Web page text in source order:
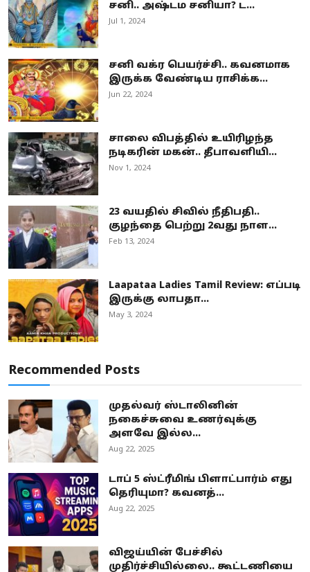
சனி.. அஷ்டம சனியா? ட...
Jul 1, 2024
சனி வக்ர பெயர்ச்சி.. கவனமாக
இருக்க வேண்டிய ராசிக்க...
Jun 22, 2024
சாலை விபத்தில் உயிரிழந்த
நடிகரின் மகன்.. தீபாவளியி...
Nov 1, 2024
23 வயதில் சிவில் நீதிபதி..
குழந்தை பெற்று 2வது நாள...
Feb 13, 2024
Laapataa Ladies Tamil Review: எப்படி
இருக்கு லாபதா...
May 3, 2024
Recommended Posts
முதல்வர் ஸ்டாலினின்
நகைச்சுவை உணர்வுக்கு
அளவே இல்ல...
Aug 22, 2025
டாப் 5 ஸ்ட்ரீமிங் பிளாட்பார்ம் எது
தெரியுமா? கவனத்...
Aug 22, 2025
விஜய்யின் பேச்சில்
முதிர்ச்சியில்லை.. கூட்டணியை